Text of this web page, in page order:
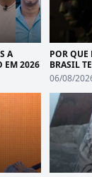
A
EM 2026
POR QUE
BRASIL
AOS EUA
APÓS
06/08/